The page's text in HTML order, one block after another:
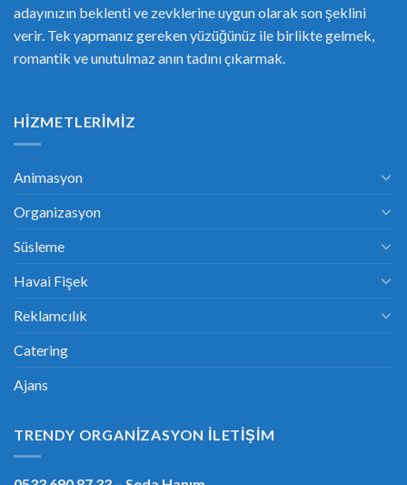
adayınızın beklenti ve zevklerine uygun olarak son şeklini
verir. Tek yapmanız gereken yüzüğünüz ile birlikte gelmek,
romantik ve unutulmaz anın tadını çıkarmak.
HIZMETLERIMIZ
Animasyon
Organizasyon
Süsleme
Havai Fişek
Reklamcılık
Catering
Ajans
TRENDY ORGANIZASYON İLETIŞIM